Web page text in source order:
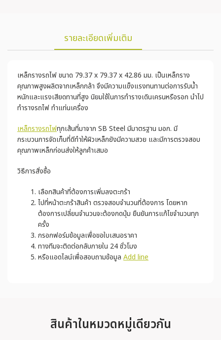
รายละเอียดเพิ่มเติม
เหล็กรางรถไฟ ขนาด 79.37 x 79.37 x 42.86 มม. เป็นเหล็กราง
คุณภาพสูงผลิตจากเหล็กกล้า จึงมีความแข็งแรงทนทานต่อการรับน้ำ
หนักและแรงเสียดทานที่สูง นิยมใช้ในการทำรางเดินเครนหรือรอก นำไป
ทำรางรถไฟ ทำแท่นเครื่อง
เหล็กรางรถไฟทุกเส้นที่มาจาก SB Steel มีมาตรฐาน มอก. มี
กระบวนการจัดเก็บที่ดีทำให้ผิวเหล็กยังมีความสวย และมีการตรวจสอบ
คุณภาพเหล็กก่อนส่งให้ลูกค้าเสมอ
วิธีการสั่งซื้อ
เลือกสินค้าที่ต้องการเพิ่มลงตะกร้า
ไปที่หน้าตะกร้าสินค้า ตรวจสอบจำนวนที่ต้องการ โดยหาก
ต้องการเปลี่ยนจำนวนจะต้องกดปุ่ม ยืนยันการแก้ไขจำนวนทุก
ครั้ง
กรอกฟอร์มข้อมูลเพื่อขอใบเสนอราคา
ทางทีมจะติดต่อกลับภายใน 24 ชั่วโมง
หรือแอดไลน์เพื่อสอบถามข้อมูล Add line
สินค้าในหมวดหมู่เดียวกัน